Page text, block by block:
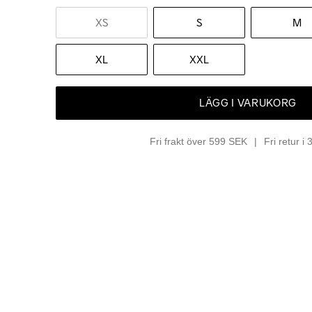
XS S M
XL XXL
LÄGG I VARUKORG
Fri frakt över 599 SEK Fri retur i